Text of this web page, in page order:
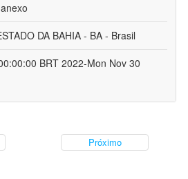
DA BAHIA - BA - Brasil
BRT 2022-Mon Nov 30
Próximo